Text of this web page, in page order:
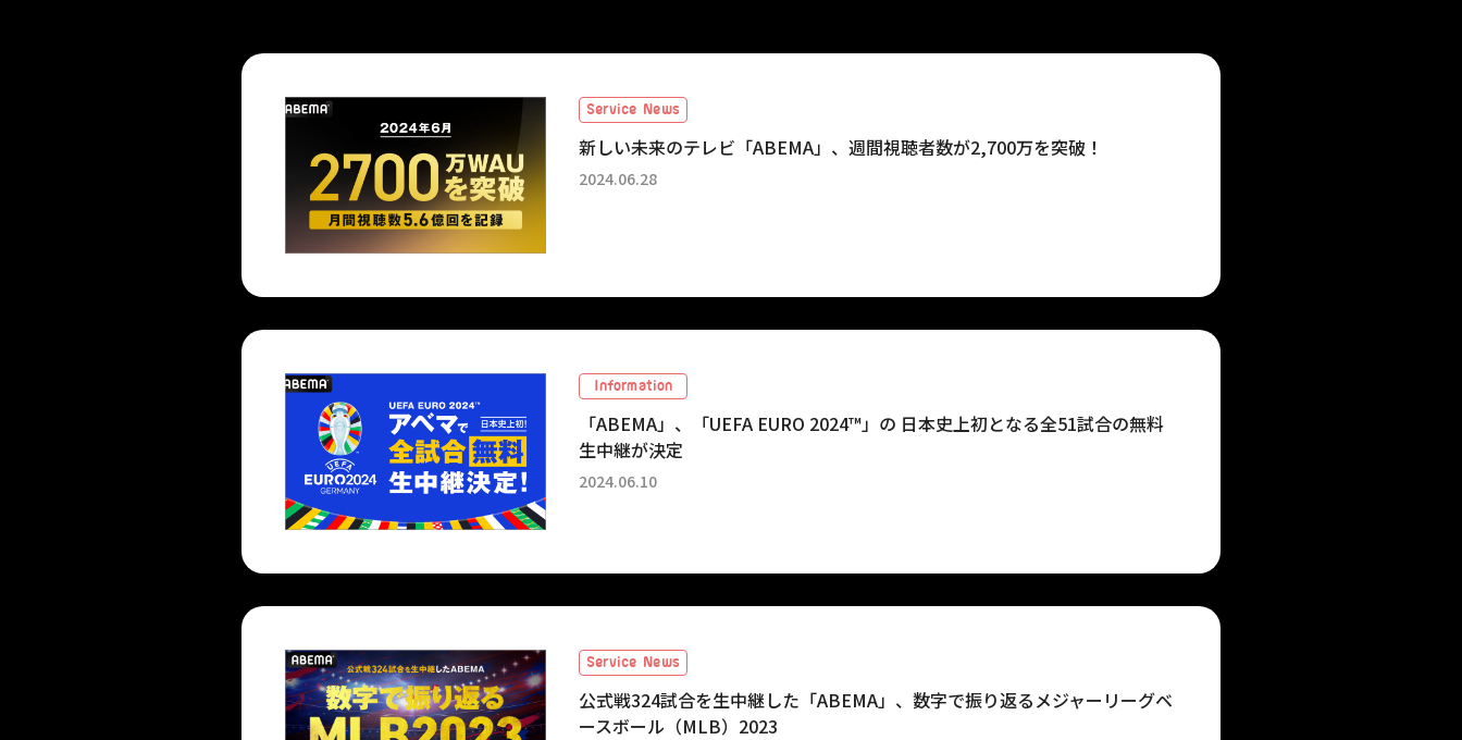
Service News
新しい未来のテレビ「ABEMA」、週間視聴者数が2,700万を突破！
2024.06.28
Information
「ABEMA」、「UEFA EURO 2024™」の 日本史上初となる全51試合の無料
生中継が決定
2024.06.10
Service News
公式戦324試合を生中継した「ABEMA」、数字で振り返るメジャーリーグベ
ースボール（MLB）2023